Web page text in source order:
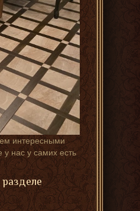
интересными
нас у самих есть